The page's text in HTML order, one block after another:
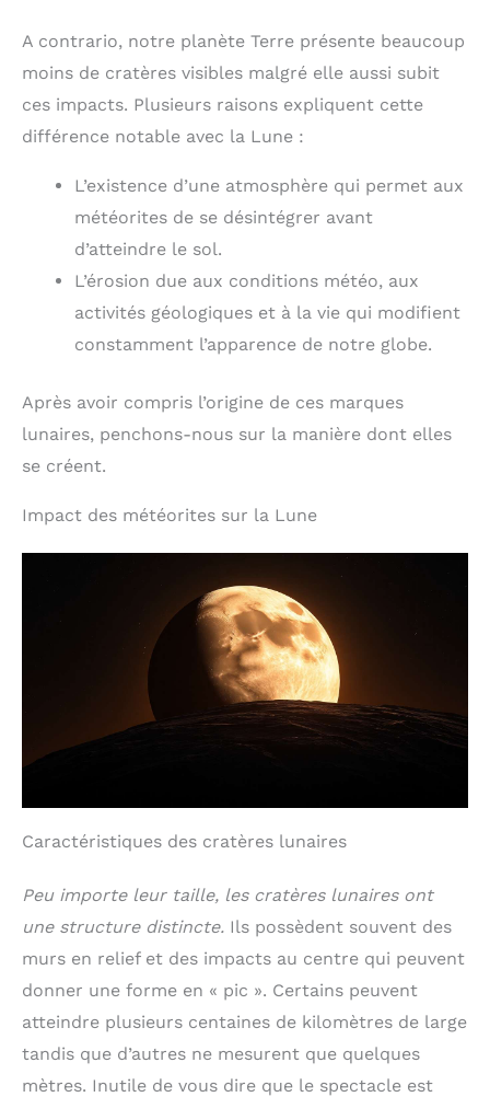
A contrario, notre planète Terre présente beaucoup
moins de cratères visibles malgré elle aussi subit
ces impacts. Plusieurs raisons expliquent cette
différence notable avec la Lune :
L’existence d’une atmosphère qui permet aux
météorites de se désintégrer avant
d’atteindre le sol.
L’érosion due aux conditions météo, aux
activités géologiques et à la vie qui modifient
constamment l’apparence de notre globe.
Après avoir compris l’origine de ces marques
lunaires, penchons-nous sur la manière dont elles
se créent.
Impact des météorites sur la Lune
Caractéristiques des cratères lunaires
Peu importe leur taille, les cratères lunaires ont
une structure distincte. Ils possèdent souvent des
murs en relief et des impacts au centre qui peuvent
donner une forme en « pic ». Certains peuvent
atteindre plusieurs centaines de kilomètres de large
tandis que d’autres ne mesurent que quelques
mètres. Inutile de vous dire que le spectacle est